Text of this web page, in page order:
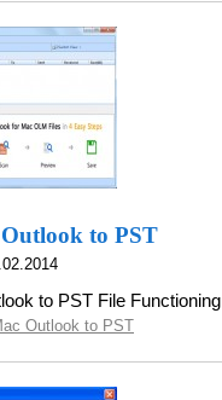
to PST
to PST File Functioning
Outlook to PST